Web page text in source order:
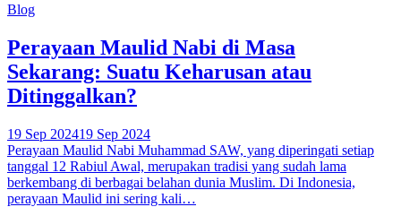
Blog
Perayaan Maulid Nabi di Masa
Sekarang: Suatu Keharusan atau
Ditinggalkan?
19 Sep 202419 Sep 2024
Perayaan Maulid Nabi Muhammad SAW, yang diperingati setiap
tanggal 12 Rabiul Awal, merupakan tradisi yang sudah lama
berkembang di berbagai belahan dunia Muslim. Di Indonesia,
perayaan Maulid ini sering kali…